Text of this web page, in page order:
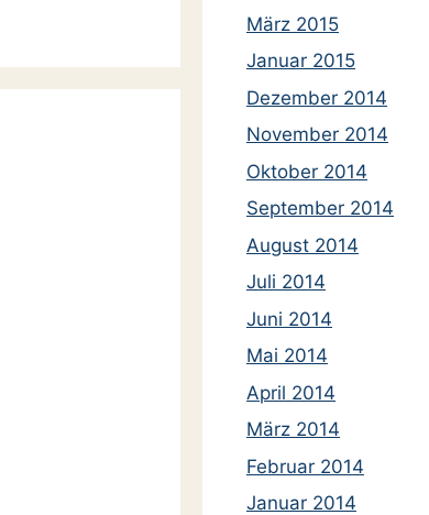
März 2015
Januar 2015
Dezember 2014
November 2014
Oktober 2014
September 2014
August 2014
Juli 2014
Juni 2014
Mai 2014
April 2014
März 2014
Februar 2014
Januar 2014